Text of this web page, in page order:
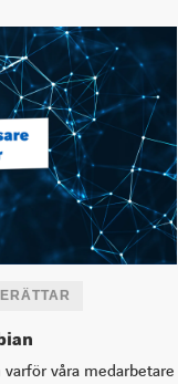
våra medarbetare